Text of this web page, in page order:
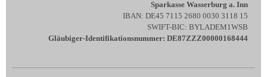
Sparkasse Wasserburg a. Inn
IBAN: DE45 7115 2680 0030 3118 15
SWIFT-BIC: BYLADEM1WSB
Gläubiger-Identifikationsnummer: DE87ZZZ00000168444